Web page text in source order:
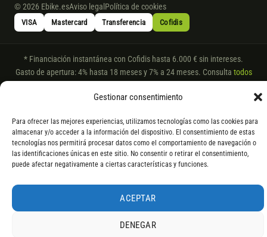
Gestionar consentimiento
Para ofrecer las mejores experiencias, utilizamos tecnologías como las cookies para
almacenar y/o acceder a la información del dispositivo. El consentimiento de estas
tecnologías nos permitirá procesar datos como el comportamiento de navegación o
las identificaciones únicas en este sitio. No consentir o retirar el consentimiento,
puede afectar negativamente a ciertas características y funciones.
ACEPTAR
DENEGAR
© 2026 Ebike.esAviso legal Política de cookies
VISA Mastercard Transferencia Cofidis
* Financiación instantánea con Cofidis hasta 6.000 € sin intereses.
Gasto de apertura: 4% hasta 18 meses y 7% a 24 meses. Consulta todos
pago; los de bajo pedido se confirman con un asesor. Si no fuera posible
servir el producto, se devuelve el importe sin coste. La información de
componentes es orientativa; los fabricantes pueden sustituir elementos
por otros equivalentes o superiores.